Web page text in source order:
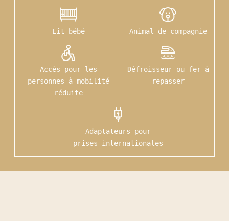
Lit bébé Animal de compagnie
Accès pour les
personnes à mobilité
réduite
Défroisseur ou fer à
repasser
Adaptateurs pour
prises internationales